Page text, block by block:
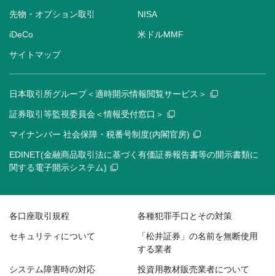
先物・オプション取引 NISA
iDeCo 米ドルMMF
サイトマップ
日本取引所グループ＜適時開示情報閲覧サービス＞
証券取引等監視委員会＜情報受付窓口＞
マイナンバー 社会保障・税番号制度(内閣官房)
EDINET(金融商品取引法に基づく有価証券報告書等の開示書類に
関する電子開示システム)
各口座取引規程 各種犯罪手口とその対策
セキュリティについて
「松井証券」の名前を無断使用
する業者
システム障害時の対応 投資用教材販売業者について